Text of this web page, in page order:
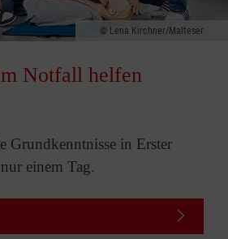
Lena Kirchner/Malteser
Notfall helfen
Grundkenntnisse in Erster
einem Tag.